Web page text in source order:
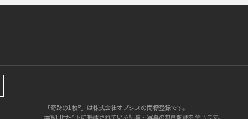
「奇跡の1枚®」は株式会社オプシスの商標登録です。
本WEBサイトに掲載されている記事・写真の無断転載を禁じます。